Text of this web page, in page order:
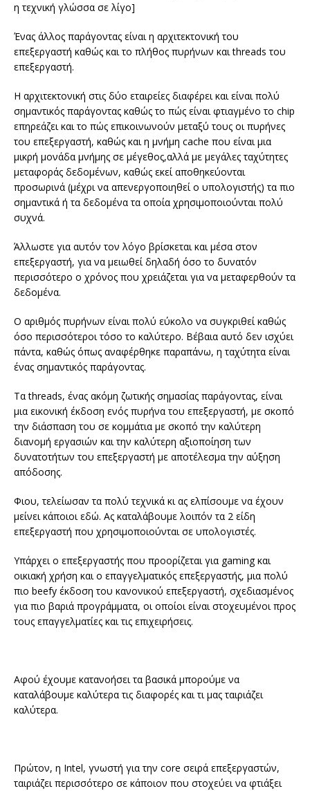
η τεχνική γλώσσα σε λίγο]
Ένας άλλος παράγοντας είναι η αρχιτεκτονική του
επεξεργαστή καθώς και το πλήθος πυρήνων και threads του
επεξεργαστή.
Η αρχιτεκτονική στις δύο εταιρείες διαφέρει και είναι πολύ
σημαντικός παράγοντας καθώς το πώς είναι φτιαγμένο το chip
επηρεάζει και το πώς επικοινωνούν μεταξύ τους οι πυρήνες
του επεξεργαστή, καθώς και η μνήμη cache που είναι μια
μικρή μονάδα μνήμης σε μέγεθος,αλλά με μεγάλες ταχύτητες
μεταφοράς δεδομένων, καθώς εκεί αποθηκεύονται
προσωρινά (μέχρι να απενεργοποιηθεί ο υπολογιστής) τα πιο
σημαντικά ή τα δεδομένα τα οποία χρησιμοποιούνται πολύ
συχνά.
Άλλωστε για αυτόν τον λόγο βρίσκεται και μέσα στον
επεξεργαστή, για να μειωθεί δηλαδή όσο το δυνατόν
περισσότερο ο χρόνος που χρειάζεται για να μεταφερθούν τα
δεδομένα.
Ο αριθμός πυρήνων είναι πολύ εύκολο να συγκριθεί καθώς
όσο περισσότεροι τόσο το καλύτερο. Βέβαια αυτό δεν ισχύει
πάντα, καθώς όπως αναφέρθηκε παραπάνω, η ταχύτητα είναι
ένας σημαντικός παράγοντας.
Τα threads, ένας ακόμη ζωτικής σημασίας παράγοντας, είναι
μια εικονική έκδοση ενός πυρήνα του επεξεργαστή, με σκοπό
την διάσπαση του σε κομμάτια με σκοπό την καλύτερη
διανομή εργασιών και την καλύτερη αξιοποίηση των
δυνατοτήτων του επεξεργαστή με αποτέλεσμα την αύξηση
απόδοσης.
Φιου, τελείωσαν τα πολύ τεχνικά κι ας ελπίσουμε να έχουν
μείνει κάποιοι εδώ. Ας καταλάβουμε λοιπόν τα 2 είδη
επεξεργαστή που χρησιμοποιούνται σε υπολογιστές.
Υπάρχει ο επεξεργαστής που προορίζεται για gaming και
οικιακή χρήση και ο επαγγελματικός επεξεργαστής, μια πολύ
πιο beefy έκδοση του κανονικού επεξεργαστή, σχεδιασμένος
για πιο βαριά προγράμματα, οι οποίοι είναι στοχευμένοι προς
τους επαγγελματίες και τις επιχειρήσεις.
Αφού έχουμε κατανοήσει τα βασικά μπορούμε να
καταλάβουμε καλύτερα τις διαφορές και τι μας ταιριάζει
καλύτερα.
Πρώτον, η Intel, γνωστή για την core σειρά επεξεργαστών,
ταιριάζει περισσότερο σε κάποιον που στοχεύει να φτιάξει